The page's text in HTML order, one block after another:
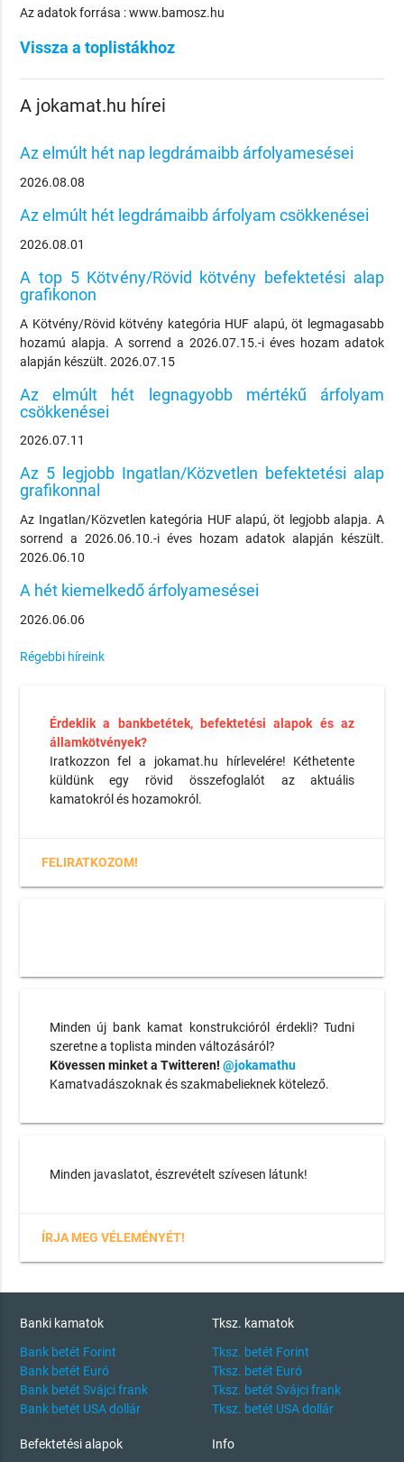
Az adatok forrása : www.bamosz.hu
Vissza a toplistákhoz
A jokamat.hu hírei
Az elmúlt hét nap legdrámaibb árfolyamesései
2026.08.08
Az elmúlt hét legdrámaibb árfolyam csökkenései
2026.08.01
A top 5 Kötvény/Rövid kötvény befektetési alap
grafikonon
A Kötvény/Rövid kötvény kategória HUF alapú, öt legmagasabb
hozamú alapja. A sorrend a 2026.07.15.-i éves hozam adatok
alapján készült. 2026.07.15
Az elmúlt hét legnagyobb mértékű árfolyam
csökkenései
2026.07.11
Az 5 legjobb Ingatlan/Közvetlen befektetési alap
grafikonnal
Az Ingatlan/Közvetlen kategória HUF alapú, öt legjobb alapja. A
sorrend a 2026.06.10.-i éves hozam adatok alapján készült.
2026.06.10
A hét kiemelkedő árfolyamesései
2026.06.06
Régebbi híreink
Érdeklik a bankbetétek, befektetési alapok és az
államkötvények?
Iratkozzon fel a jokamat.hu hírlevelére! Kéthetente
küldünk egy rövid összefoglalót az aktuális
kamatokról és hozamokról.
FELIRATKOZOM!
Minden új bank kamat konstrukcióról érdekli? Tudni
szeretne a toplista minden változásáról?
Kövessen minket a Twitteren! @jokamathu
Kamatvadászoknak és szakmabelieknek kötelező.
Minden javaslatot, észrevételt szívesen látunk!
ÍRJA MEG VÉLEMÉNYÉT!
Banki kamatok
Bank betét Forint
Bank betét Euró
Bank betét Svájci frank
Bank betét USA dollár
Tksz. kamatok
Tksz. betét Forint
Tksz. betét Euró
Tksz. betét Svájci frank
Tksz. betét USA dollár
Befektetési alapok Info